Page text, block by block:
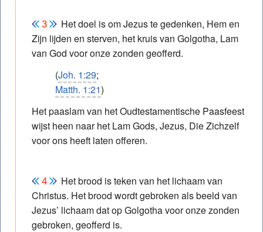
Het doel is om Jezus te gedenken, Hem en
Zijn lijden en sterven, het kruis van Golgotha, Lam
van God voor onze zonden geofferd.
(Joh. 1:29;
Matth. 1:21)
Het paaslam van het Oudtestamentische Paasfeest
wijst heen naar het Lam Gods, Jezus, Die Zichzelf
voor ons heeft laten offeren.
Het brood is teken van het lichaam van
Christus. Het brood wordt gebroken als beeld van
Jezus’ lichaam dat op Golgotha voor onze zonden
gebroken, geofferd is.